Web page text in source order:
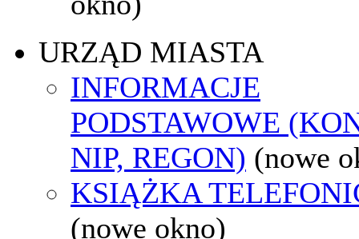
URZĄD MIASTA
INFORMACJE
PODSTAWOWE
NIP, REGON) (nowe
KSIĄŻKA
(nowe okno)